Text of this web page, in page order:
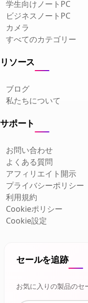
学生向けノートPC
ビジネスノートPC
カメラ
すべてのカテゴリー
リソース
ブログ
私たちについて
サポート
お問い合わせ
よくある質問
アフィリエイト開示
プライバシーポリシー
利用規約
Cookieポリシー
Cookie設定
セールを追跡
お気に入りの製品のセ